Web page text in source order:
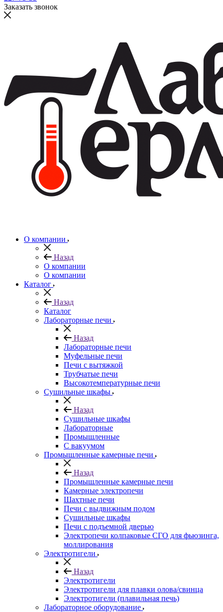
Заказать звонок
О компании
Назад
О компании
О компании
Каталог
Назад
Каталог
Лабораторные печи
Назад
Лабораторные печи
Муфельные печи
Печи с вытяжкой
Трубчатые печи
Высокотемпературные печи
Сушильные шкафы
Назад
Сушильные шкафы
Лабораторные
Промышленные
С вакуумом
Промышленные камерные печи
Назад
Промышленные камерные печи
Камерные электропечи
Шахтные печи
Печи с выдвижным подом
Сушильные шкафы
Печи с подъемной дверью
Электропечи колпаковые СГО для фьюзинга,
моллирования
Электротигели
Назад
Электротигели
Электротигели для плавки олова/свинца
Электротигели (плавильная печь)
Лабораторное оборудование